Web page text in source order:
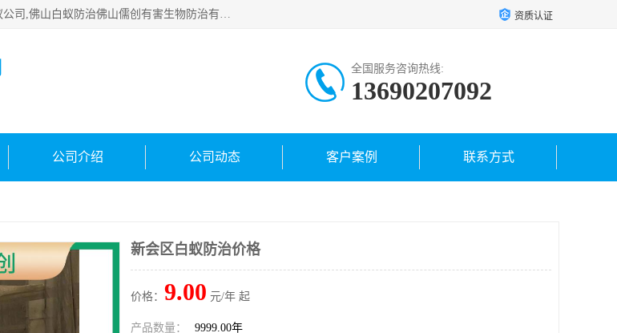
佛山白蚁防治公司,佛山白蚁防治哪家好,佛山杀虫公司,佛山除四害公司,佛山灭白蚁公司,佛山白蚁防治佛山儒创有害生物防治有限公司是一家佛山杀虫公司、佛山除四害公司、佛山灭白蚁公司、佛山白蚁防治公司，让您远离虫害困扰。要问佛山白蚁防治哪家好？佛山儒创有害生物防治有限公司全佛山、广州，正规公司，上门勘查，可靠，售后有保障。 资质认证
全国服务咨询热线:
13690207092
公司介绍 公司动态 客户案例 联系方式
新会区白蚁防治价格
价格： 9.00 元/年 起
产品数量： 9999.00年